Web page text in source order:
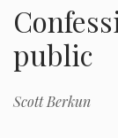
public
Scott Berkun